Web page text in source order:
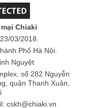
Chiaki
03/2018.
Phố Hà Nội.
Nguyệt
số 282 Nguyễn
quận Thanh Xuân,
cskh@chiaki.vn